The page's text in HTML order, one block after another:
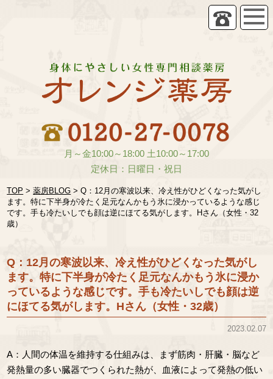
月～金10:00～18:00 土10:00～17:00
定休日：日曜日・祝日
TOP >薬房BLOG >Q：12月の寒波以来、冷え性がひどくなった気がし
ます。特に下半身が冷たく足元なんかもう氷に浸かっているような感じ
です。手も冷たいしでも顔は逆にほてる気がします。Hさん（女性・32
歳）
Q：12月の寒波以来、冷え性がひどくなった気がし
ます。特に下半身が冷たく足元なんかもう氷に浸か
っているような感じです。手も冷たいしでも顔は逆
にほてる気がします。Hさん（女性・32歳）
2023.02.07
A：人間の体温を維持する仕組みは、まず筋肉・肝臓・脳など
発熱量の多い臓器でつくられた熱が、血液によって発熱の低い